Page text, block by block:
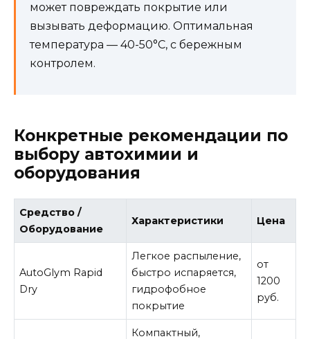
может повреждать покрытие или
вызывать деформацию. Оптимальная
температура — 40-50°С, с бережным
контролем.
Конкретные рекомендации по
выбору автохимии и
оборудования
Средство /
Оборудование
Характеристики Цена
AutoGlym Rapid
Dry
Легкое распыление,
быстро испаряется,
гидрофобное
покрытие
от
1200
руб.
Компактный,